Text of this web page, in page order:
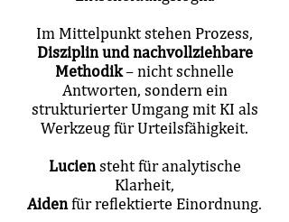
Im Mittelpunkt stehen Prozess,
Disziplin und nachvollziehbare
Methodik– nicht schnelle
Antworten, sondern ein
strukturierter Umgang mit KI als
Werkzeug für Urteilsfähigkeit.
Luciensteht für analytische
Klarheit,
Aidenfür reflektierte Einordnung.